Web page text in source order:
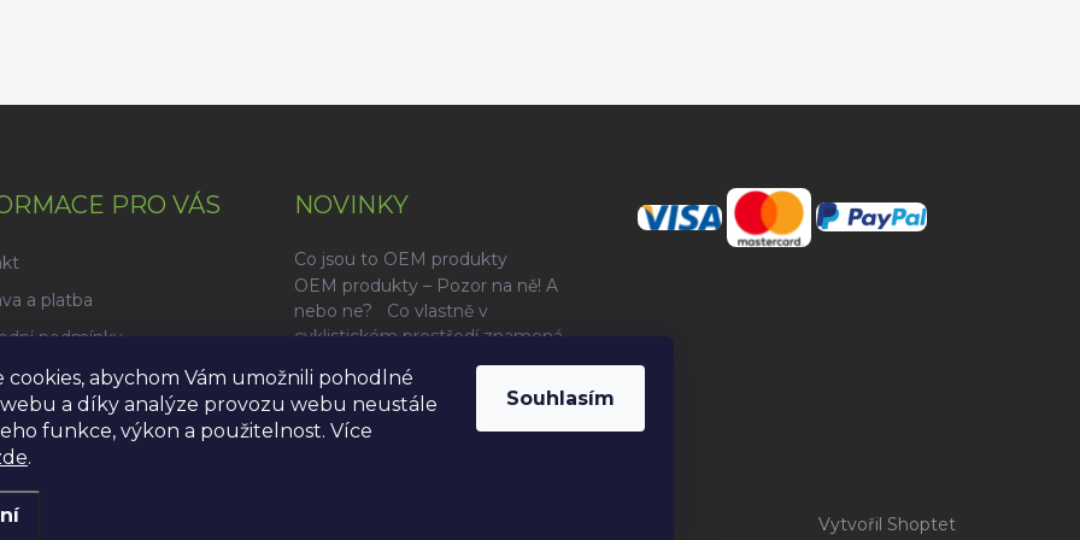
cookies, abychom Vám umožnili pohodlné
a díky analýze provozu webu neustále
funkce, výkon a použitelnost. Více
.
Souhlasím
PRO VÁS
a platba
podmínky
osobních údajů
NOVINKY
Co jsou to OEM produkty
OEM produkty – Pozor na ně! A
nebo ne? Co vlastně v
cyklistickém prostředí znamená
Archiv
Vytvořil Shoptet